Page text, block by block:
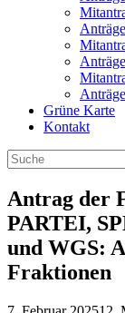
Grüne Karte
Kontakt
Antrag der
PARTEI,
und WGS:
Fraktionen